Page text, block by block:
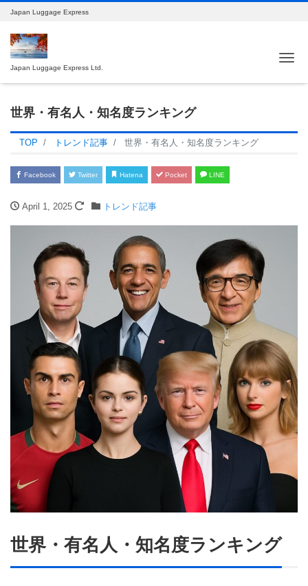
Japan Luggage Express
Japan Luggage Express Ltd.
世界・有名人・知名度ランキング
TOP トレンド記事 世界・有名人・知名度ランキング
Facebook Twitter Hatena Pocket LINE
April 1, 2025 トレンド記事
世界・有名人・知名度ランキング